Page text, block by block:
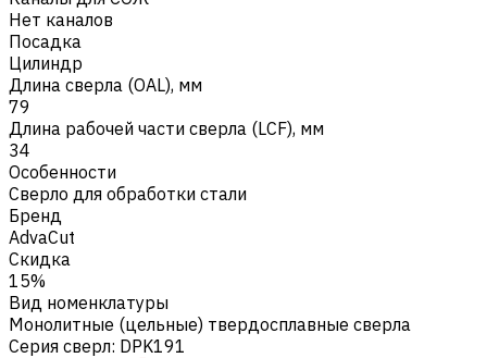
Нет каналов
Посадка
Цилиндр
Длина сверла (OAL), мм
79
Длина рабочей части сверла (LCF), мм
34
Особенности
Сверло для обработки стали
Бренд
AdvaCut
Скидка
15%
Вид номенклатуры
Монолитные (цельные) твердосплавные сверла
Серия сверл: DPK191